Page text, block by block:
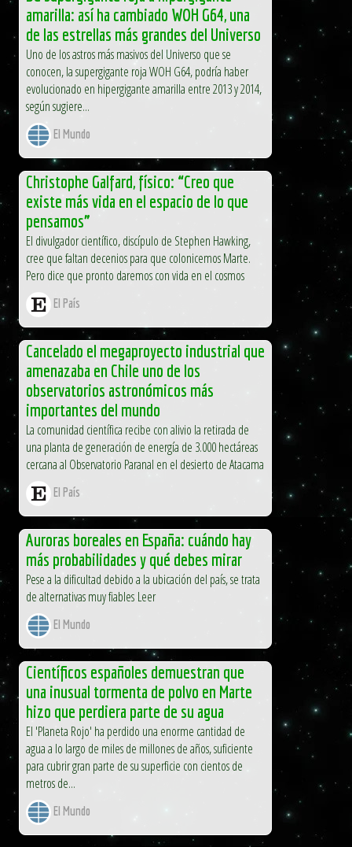
amarilla: así ha cambiado WOH G64, una
de las estrellas más grandes del Universo
Uno de los astros más masivos del Universo que se
conocen, la supergigante roja WOH G64, podría haber
evolucionado en hipergigante amarilla entre 2013 y 2014,
según sugiere...
El Mundo
Christophe Galfard, físico: “Creo que
existe más vida en el espacio de lo que
pensamos”
El divulgador científico, discípulo de Stephen Hawking,
cree que faltan decenios para que colonicemos Marte.
Pero dice que pronto daremos con vida en el cosmos
El País
Cancelado el megaproyecto industrial que
amenazaba en Chile uno de los
observatorios astronómicos más
importantes del mundo
La comunidad científica recibe con alivio la retirada de
una planta de generación de energía de 3.000 hectáreas
cercana al Observatorio Paranal en el desierto de Atacama
El País
Auroras boreales en España: cuándo hay
más probabilidades y qué debes mirar
Pese a la dificultad debido a la ubicación del país, se trata
de alternativas muy fiables Leer
El Mundo
Científicos españoles demuestran que
una inusual tormenta de polvo en Marte
hizo que perdiera parte de su agua
El 'Planeta Rojo' ha perdido una enorme cantidad de
agua a lo largo de miles de millones de años, suficiente
para cubrir gran parte de su superficie con cientos de
metros de...
El Mundo